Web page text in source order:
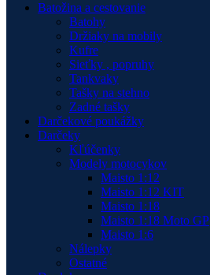
Batožina a cestovanie
Batohy
Držiaky na mobily
Kufre
Sieťky , popruhy
Tankvaky
Tašky na stehno
Zadné tašky
Darčekové poukážky
Darčeky
Kľúčenky
Modely motocykov
Maisto 1:12
Maisto 1:12 KIT
Maisto 1:18
Maisto 1:18 Moto GP
Maisto 1:6
Nálepky
Ostatné